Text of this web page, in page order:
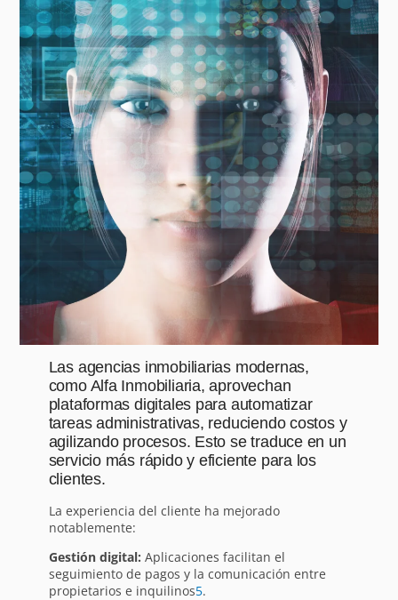
Las agencias inmobiliarias modernas,
como Alfa Inmobiliaria, aprovechan
plataformas digitales para automatizar
tareas administrativas, reduciendo costos y
agilizando procesos. Esto se traduce en un
servicio más rápido y eficiente para los
clientes.
La experiencia del cliente ha mejorado
notablemente:
Gestión digital: Aplicaciones facilitan el
seguimiento de pagos y la comunicación entre
propietarios e inquilinos5.